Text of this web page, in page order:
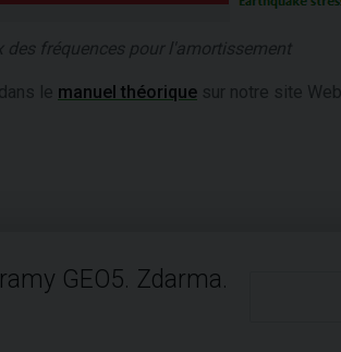
des fréquences pour l'amortissement
le manuel théorique sur notre site Web.
GEO5. Zdarma.